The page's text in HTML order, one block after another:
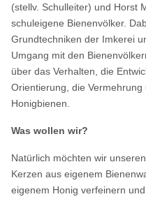
(stellv. Schulleiter) und Horst
schuleigene Bienenvölker.
Grundtechniken der Imkerei
Umgang mit den
über das Verhalten, die
Orientierung, die
Honigbienen.
Was wollen wir?
Natürlich möchten wir
Kerzen aus eigenem
eigenem Honig verfeinern